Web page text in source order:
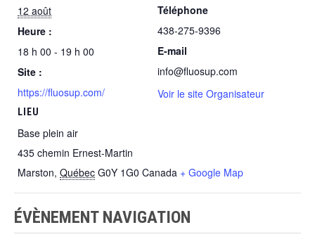
12 août
Heure :
18 h 00 - 19 h 00
Site :
https://fluosup.com/
LIEU
Base plein air
435 chemin Ernest-Martin
Marston, Québec G0Y 1G0 Canada + Google Map
Téléphone
438-275-9396
E-mail
info@fluosup.com
Voir le site Organisateur
ÉVÈNEMENT NAVIGATION